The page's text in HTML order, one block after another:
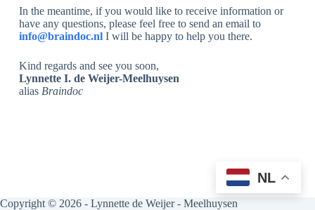
In the meantime, if you would like to receive information or
have any questions, please feel free to send an email to
info@braindoc.nlI will be happy to help you there.
Kind regards and see you soon,
Lynnette I. de Weijer-Meelhuysen
alias Braindoc
Copyright © 2026 - Lynnette de Weijer - Meelhuysen
NL